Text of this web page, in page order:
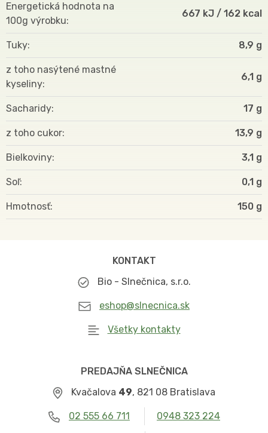
Energetická hodnota na
100g výrobku
667 kJ / 162 kcal
Tuky 8,9 g
z toho nasýtené mastné
kyseliny
6,1 g
Sacharidy 17 g
z toho cukor 13,9 g
Bielkoviny 3,1 g
Soľ 0,1 g
Hmotnosť 150
KONTAKT
Bio - Slnečnica, s.r.o.
eshop@slnecnica.sk
Všetky kontakty
PREDAJŇA SLNEČNICA
Kvačalova 49, 821 08 Bratislava
02 555 66 711 0948 323 224